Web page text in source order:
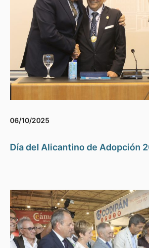
06/10/2025
Día del Alicantino de Adopción